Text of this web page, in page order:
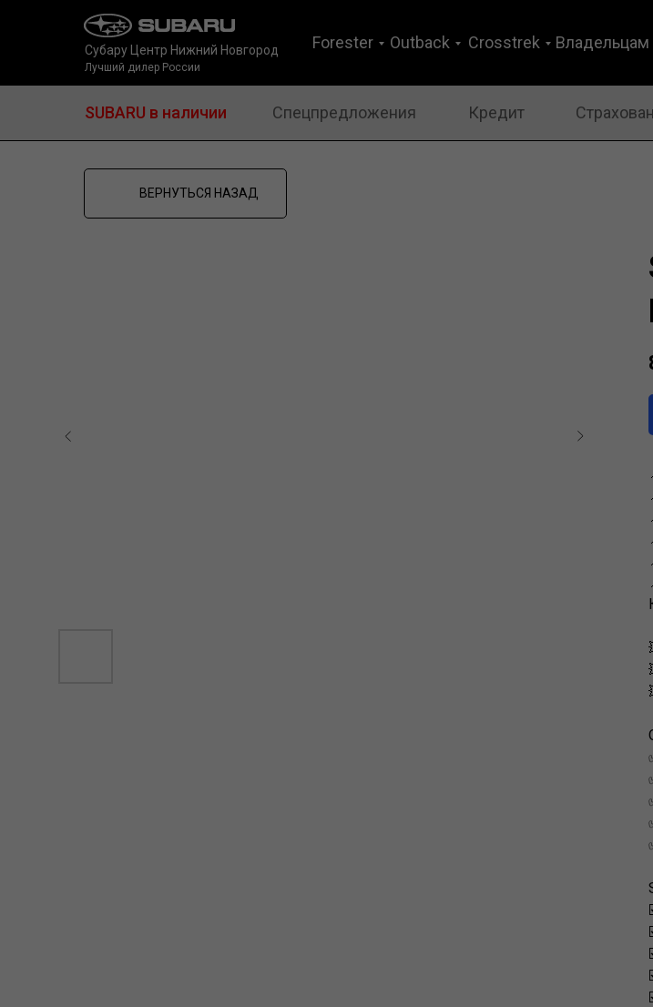
Outback
Forester Crosstrek
Субару Центр Нижний Новгород
Лучший дилер России
SUBARU в наличии Спецпредложения
Владельцам
Кредит
ВЕРНУТЬСЯ НАЗАД